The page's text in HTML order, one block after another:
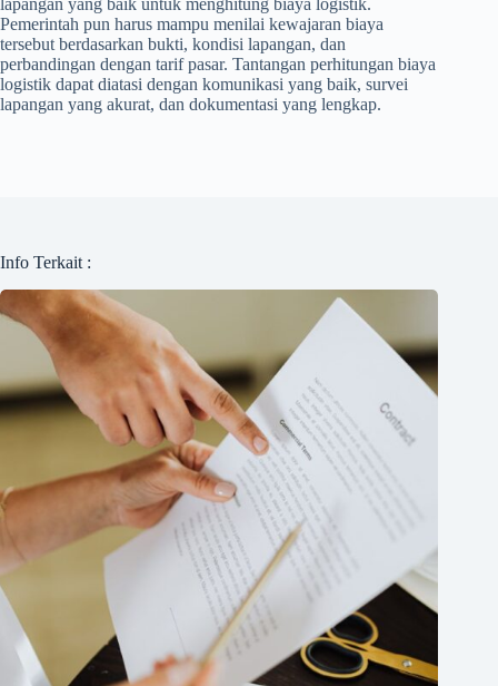
lapangan yang baik untuk menghitung biaya logistik.
Pemerintah pun harus mampu menilai kewajaran biaya
tersebut berdasarkan bukti, kondisi lapangan, dan
perbandingan dengan tarif pasar. Tantangan perhitungan biaya
logistik dapat diatasi dengan komunikasi yang baik, survei
lapangan yang akurat, dan dokumentasi yang lengkap.
Info Terkait :